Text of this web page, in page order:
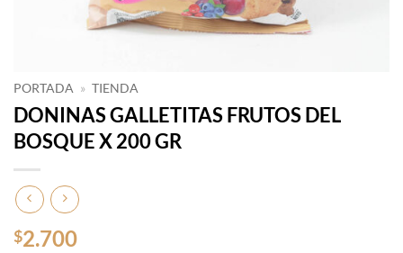
PORTADA » TIENDA
DONINAS GALLETITAS FRUTOS DEL
BOSQUE X 200 GR
$2.700